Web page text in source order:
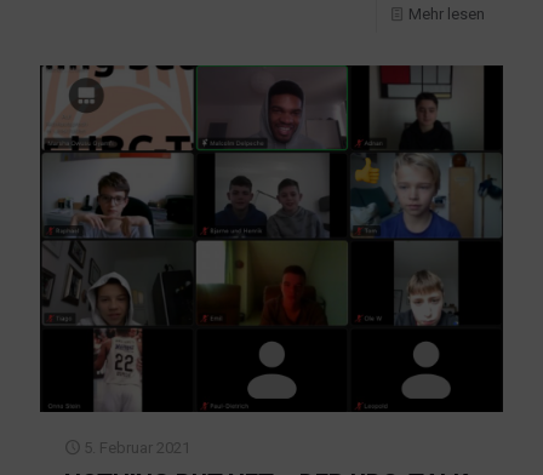
Mehr lesen
5. Februar 2021